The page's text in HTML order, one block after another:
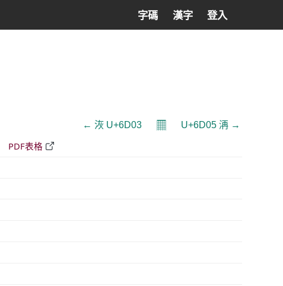
字碼 漢字 登入
← 洃 U+6D03 𝄜 U+6D05 洅 →
PDF表格